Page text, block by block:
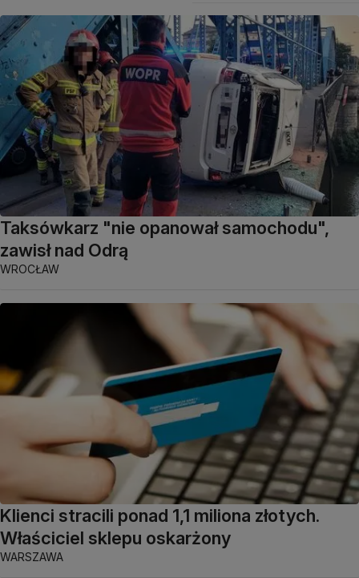
Taksówkarz "nie opanował samochodu",
zawisł nad Odrą
WROCŁAW
Klienci stracili ponad 1,1 miliona złotych.
Właściciel sklepu oskarżony
WARSZAWA